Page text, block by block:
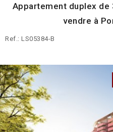
Appartement duplex de
vendre à
Ref.: LS05384-B